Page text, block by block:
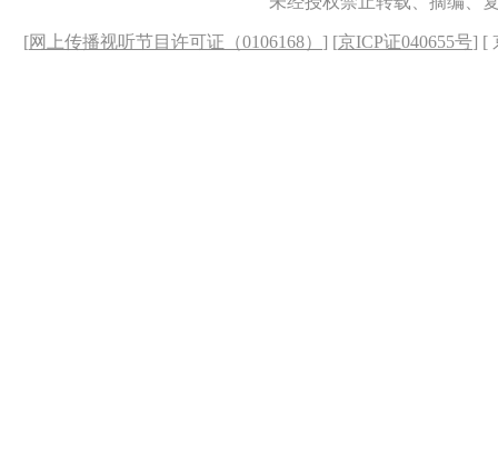
[网上传播视听节目许可证（0106168） ] [京ICP证040655号] [